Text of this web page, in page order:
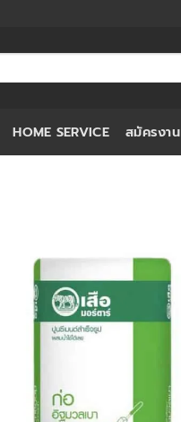
HOME SERVICE สมัครงาน